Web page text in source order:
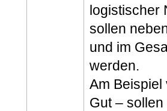
logistischer
sollen
und im
werden.
Am
Gut –